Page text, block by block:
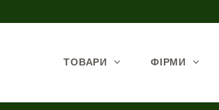
ТОВАРИ ФІРМИ